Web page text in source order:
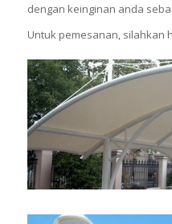
dengan keinginan anda
Untuk pemesanan, silahkan